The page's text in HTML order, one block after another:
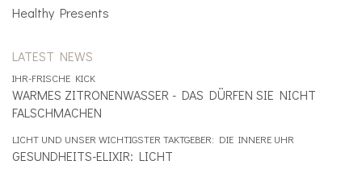
Healthy Presents
LATEST NEWS
IHR-FRISCHE KICK
WARMES ZITRONENWASSER - DAS DÜRFEN SIE NICHT
FALSCHMACHEN
LICHT UND UNSER WICHTIGSTER TAKTGEBER: DIE INNERE UHR
GESUNDHEITS-ELIXIR: LICHT